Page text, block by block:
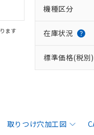
ます
機種区分
在庫状況
標準価格(税別)
取りつけ穴加工図